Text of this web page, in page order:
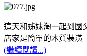
這天和姊妹淘一起到國
店家是簡單的木質裝潢
(繼續閱讀...)